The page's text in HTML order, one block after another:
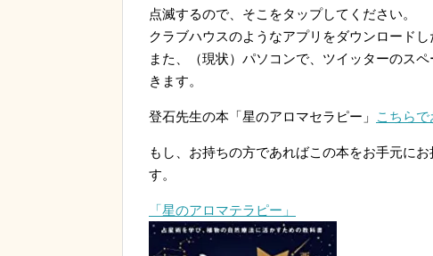
点滅するので、そこをタップしてください。
クラブハウスのようなアプリをダウンロード
また、（現状）パソコンで、ツイッターのス
きます。
登石先生の本「星のアロマセラピー」 こちら
もし、お持ちの方であればこの本をお手元に
す。
「星のアロマテラピー」